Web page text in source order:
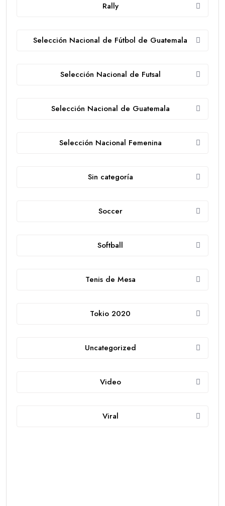
Rally
Selección Nacional de Fútbol de Guatemala
Selección Nacional de Futsal
Selección Nacional de Guatemala
Selección Nacional Femenina
Sin categoría
Soccer
Softball
Tenis de Mesa
Tokio 2020
Uncategorized
Video
Viral